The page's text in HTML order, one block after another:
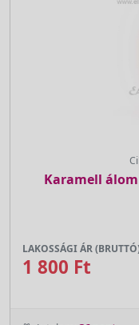
Karamell
LAKOSSÁGI ÁR
1 800 Ft